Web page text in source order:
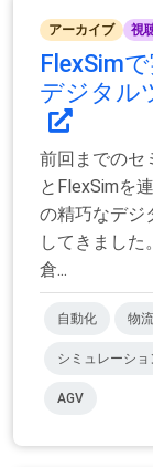
アーカイブ 視
FlexSim
デジタル
前回までのセ
とFlexSimを
の精巧なデジ
してきまし
倉...
自動化 物流
シミュレーショ
AGV